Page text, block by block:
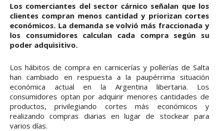
Los comerciantes del sector cárnico señalan que los
clientes compran menos cantidad y priorizan cortes
económicos. La demanda se volvió más fraccionada y
los consumidores calculan cada compra según su
poder adquisitivo.
Los hábitos de compra en carnicerías y pollerías de Salta
han cambiado en respuesta a la paupérrima situación
económica actual en la Argentina libertaria. Los
consumidores optan por adquirir menores cantidades de
productos, privilegiando cortes más económicos y
realizando compras diarias en lugar de stockear para
varios días.